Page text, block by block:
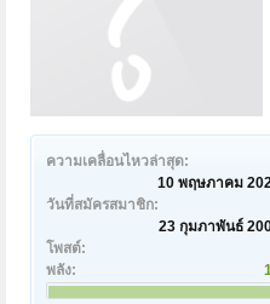
ความเคลื่อนไหวล่าสุด:
10 พฤษภาคม
วันที่สมัครสมาชิก:
23 กุมภาพันธ์
โพสต์:
พลัง: